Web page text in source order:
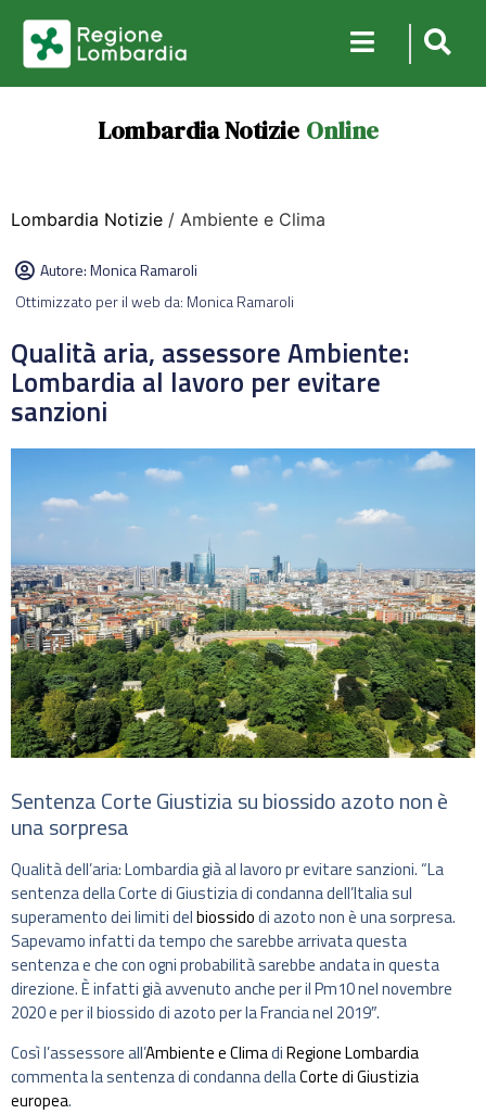
Lombardia Notizie Online
Lombardia Notizie / Ambiente e Clima
Autore:Monica Ramaroli
Ottimizzato per il web da: Monica Ramaroli
Qualità aria, assessore Ambiente:
Lombardia al lavoro per evitare
sanzioni
Sentenza Corte Giustizia su biossido azoto non è
una sorpresa
Qualità dell’aria: Lombardia già al lavoro pr evitare sanzioni. “La
sentenza della Corte di Giustizia di condanna dell’Italia sul
superamento dei limiti delbiossidodi azoto non è una sorpresa.
Sapevamo infatti da tempo che sarebbe arrivata questa
sentenza e che con ogni probabilità sarebbe andata in questa
direzione. È infatti già avvenuto anche per il Pm10 nel novembre
2020 e per il biossido di azoto per la Francia nel 2019″.
Così l’assessore all’Ambiente e ClimadiRegione Lombardia
commenta la sentenza di condanna dellaCorte di Giustizia
europea.